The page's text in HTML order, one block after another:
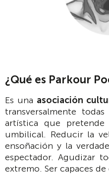
¿Qué es Parkour
Es una asociación
transversalmente
artística que
umbilical. Reducir la
ensoñación y la
espectador. Agudizar
extremo. Ser capaces